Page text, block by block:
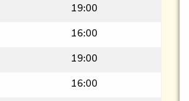
19:00
16:00
19:00
16:00